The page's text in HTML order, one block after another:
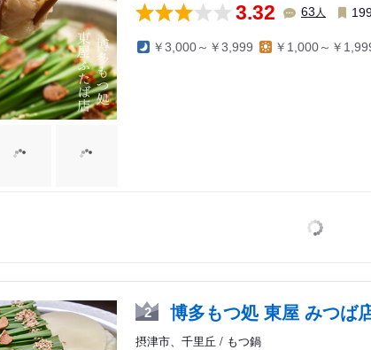
3.32 63 人
￥3,000～￥3,999 ￥1,000～￥
2 博多もつ処 東屋 みつば
摂津市、千里丘 / もつ鍋